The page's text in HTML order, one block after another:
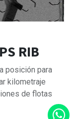
RIB
posición para
kilometraje
de flotas